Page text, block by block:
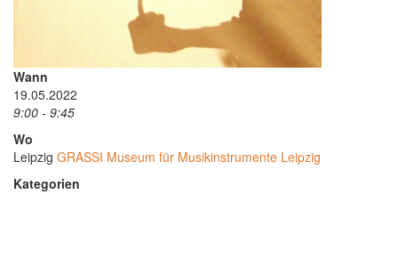
Wann
19.05.2022
9:00 - 9:45
Wo
Leipzig GRASSI Museum für Musikinstrumente Leipzig
Kategorien